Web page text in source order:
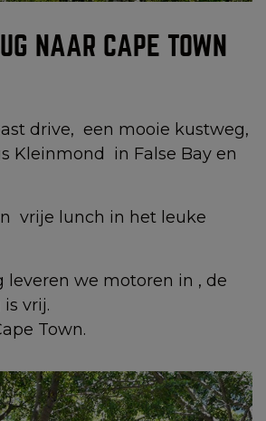
NAAR CAPE TOWN
drive, een mooie kustweg,
Kleinmond in False Bay en
vrije lunch in het leuke
leveren we motoren in , de
vrij.
Town.